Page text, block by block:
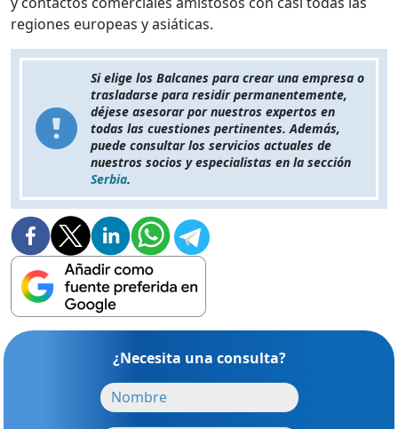
regiones europeas y asiáticas.
Si elige los Balcanes para crear una empresa o
trasladarse para residir permanentemente,
déjese asesorar por nuestros expertos en
todas las cuestiones pertinentes. Además,
puede consultar los servicios actuales de
nuestros socios y especialistas en la sección
Serbia.
¿Necesita una consulta?